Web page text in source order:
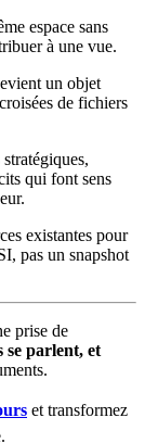
espace sans
à une vue.
un objet
de fichiers
qui font sens
existantes pour
pas un snapshot
prise de
se parlent, et
et transformez